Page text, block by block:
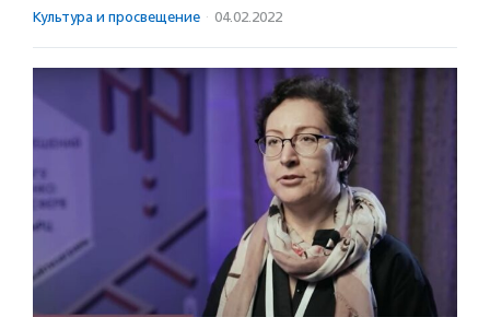
Культура и просвещение · 04.02.2022